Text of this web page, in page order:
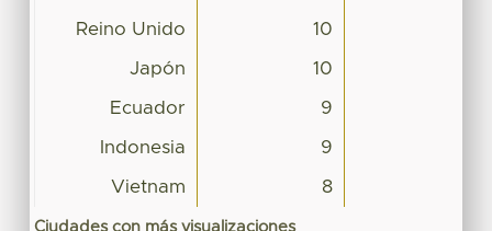
Reino Unido 10
Japón 10
Ecuador 9
Indonesia 9
Vietnam 8
Ciudades con más visualizaciones